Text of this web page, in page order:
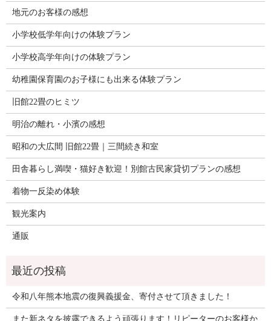
地元のお客様の感想
小学校低学年向けの体験プラン
小学校高学年向けの体験プラン
幼稚園保育園のお子様にも出来る体験プラン
旧館22畳のヒミツ
明治の離れ・小濱の感想
昭和の大広間 旧館22畳｜三間続き和室
田舎暮らし満喫・猫好き歓迎！別館古民家貸切プランの感想
着物一反染め体験
観光案内
通販
令和八年熊本地震の復興義援金、寄付させて頂きました！
また新ネタを披露できるよう頑張ります！リピーターのお客様か